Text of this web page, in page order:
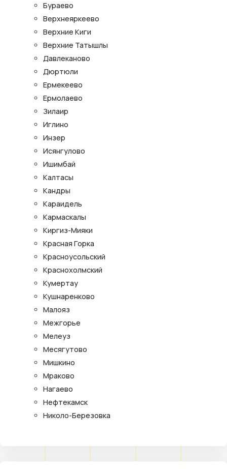
Бураево
Верхнеяркеево
Верхние Киги
Верхние Татышлы
Давлеканово
Дюртюли
Ермекеево
Ермолаево
Зилаир
Иглино
Инзер
Исянгулово
Ишимбай
Калтасы
Кандры
Караидель
Кармаскалы
Киргиз-Мияки
Красная Горка
Красноусольский
Краснохолмский
Кумертау
Кушнаренково
Малояз
Межгорье
Мелеуз
Месягутово
Мишкино
Мраково
Нагаево
Нефтекамск
Николо-Березовка